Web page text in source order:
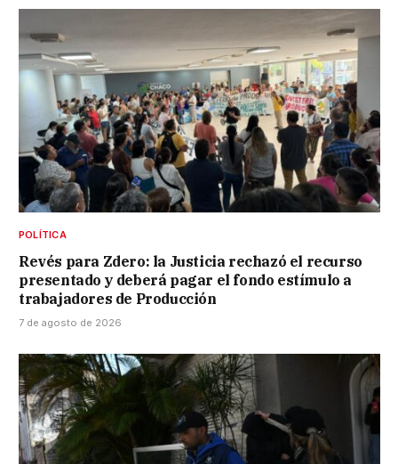
POLÍTICA
Revés para Zdero: la Justicia rechazó el recurso
presentado y deberá pagar el fondo estímulo a
trabajadores de Producción
7 de agosto de 2026